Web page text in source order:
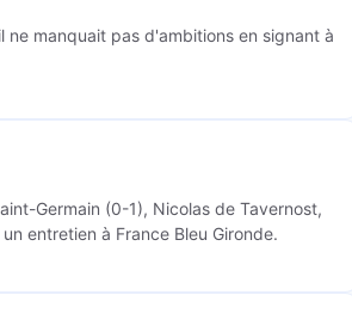
ne manquait pas d'ambitions en signant à
Germain (0-1), Nicolas de Tavernost,
entretien à France Bleu Gironde.